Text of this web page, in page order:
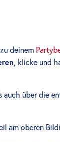
deinem
, klicke und
auch über die
am oberen